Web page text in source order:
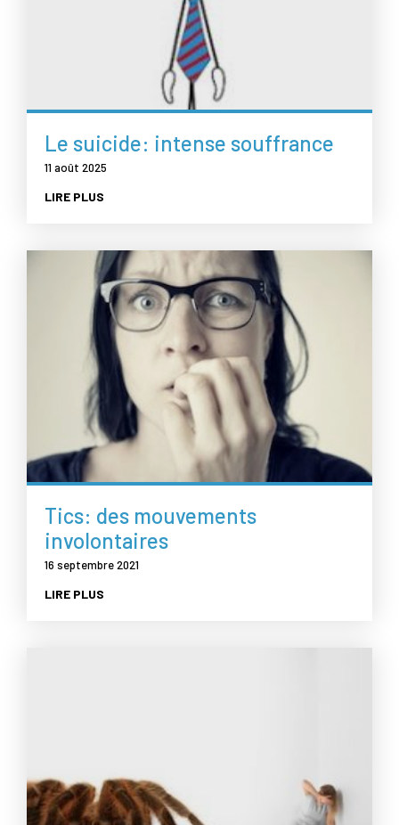
Le suicide: intense souffrance
11 août 2025
LIRE PLUS
Tics: des mouvements
involontaires
16 septembre 2021
LIRE PLUS